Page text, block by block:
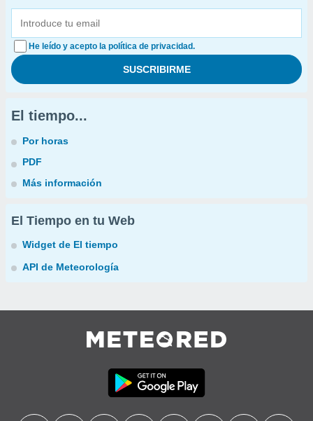
He leído y acepto la política de privacidad.
El tiempo...
Por horas
PDF
Más información
El Tiempo en tu Web
Widget de El tiempo
API de Meteorología